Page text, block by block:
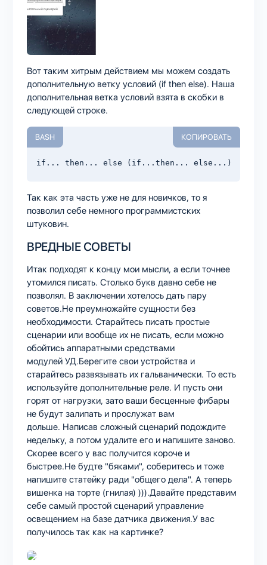
Вот таким хитрым действием мы можем создать
дополнительную ветку условий (if then else). Наша
дополнительная ветка условий взята в скобки в
следующей строке.
BASH КОПИРОВАТЬ
if... then... else (if...then... else...)
Так как эта часть уже не для новичков, то я
позволил себе немного программистских
штуковин.
ВРЕДНЫЕ СОВЕТЫ
Итак подходят к концу мои мысли, а если точнее
утомился писать. Столько букв давно себе не
позволял. В заключении хотелось дать пару
советов.Не преумножайте сущности без
необходимости. Старайтесь писать простые
сценарии или вообще их не писать, если можно
обойтись аппаратными средствами
модулей УД.Берегите свои устройства и
старайтесь развязывать их гальванически. То есть
используйте дополнительные реле. И пусть они
горят от нагрузки, зато ваши бесценные фибары
не будут залипать и прослужат вам
дольше. Написав сложный сценарий подождите
недельку, а потом удалите его и напишите заново.
Скорее всего у вас получится короче и
быстрее.Не будте "бяками", соберитесь и тоже
напишите статейку ради "общего дела". А теперь
вишенка на торте (гнилая) ))).Давайте представим
себе самый простой сценарий управление
освещением на базе датчика движения.У вас
получилось так как на картинке?